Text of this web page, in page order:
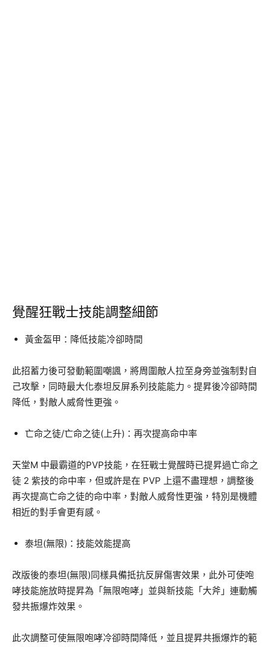
覺醒狂戰士技能調整細節
黃金盔甲：降低技能冷卻時間
此招蓄力後可發動範圍嘲諷，將周圍敵人拉至身旁並強制對自
己攻擊，同時最大化泰坦反屏系列技能能力。提昇後冷卻時間
降低，對敵人威脅性更強。
亡命之徒/亡命之徒(上升)：再次提高命中率
天堂M 中最霸道的PVP技能，在狂戰士覺醒時已提昇過亡命之
徒 2 紫技的命中率，但或許是在 PVP 上還不盡理想，調整後
再次提高亡命之徒的命中率，對敵人威脅性更強，特別是機體
相近的對手會更有感。
泰坦(無限)：技能效能提高
改版後的泰坦(無限)同樣具備抵抗反屏傷害效果，此外可使咆
哮技能施放時提昇為「無限咆哮」並與新技能「大斧」連動觸
發共振爆炸效果。
此次調整可使無限咆哮冷卻時間降低，並且提昇共振爆炸的範